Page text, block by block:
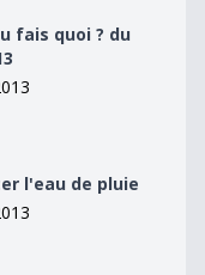
fais quoi ? du
l'eau de pluie